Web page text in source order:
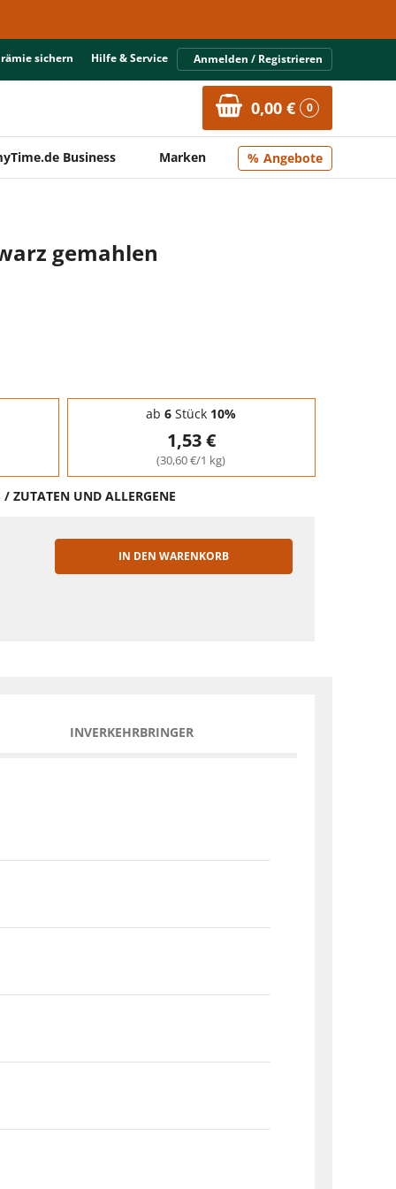
sichern Hilfe & Service Anmelden / Registrieren
0,00 € 0
Business Marken Angebote
gemahlen
ab 6 Stück 10%
1,53 €
(30,60 €/1 kg)
/ ZUTATEN UND ALLERGENE
IN DEN WARENKORB
INVERKEHRBRINGER